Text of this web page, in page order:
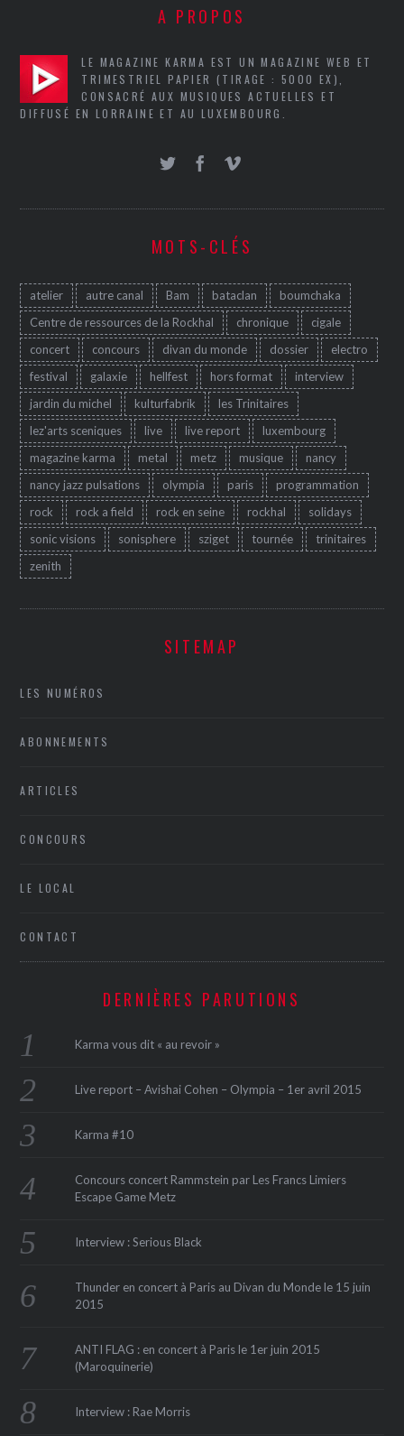
A PROPOS
LE MAGAZINE KARMA EST UN MAGAZINE WEB ET
TRIMESTRIEL PAPIER (TIRAGE : 5000 EX),
CONSACRÉ AUX MUSIQUES ACTUELLES ET
DIFFUSÉ EN LORRAINE ET AU LUXEMBOURG.
MOTS-CLÉS
atelier autre canal Bam bataclan
boumchaka
Centre de ressources de la Rockhal
chronique
cigale
concert
concours divan du monde dossier
electro
festival
galaxie hellfest hors format
interview
jardin du michel
kulturfabrik
les Trinitaires
lez'arts sceniques
live live report
luxembourg
magazine karma
metal metz musique
nancy
nancy jazz pulsations
olympia paris
programmation
rock
rock a field rock en seine rockhal
solidays
sonic visions
sonisphere sziget tournée
trinitaires
zenith
SITEMAP
LES NUMÉROS
ABONNEMENTS
ARTICLES
CONCOURS
LE LOCAL
CONTACT
DERNIÈRES PARUTIONS
Karma vous dit « au revoir »
Live report – Avishai Cohen – Olympia – 1er avril 2015
Karma #10
Concours concert Rammstein par Les Francs Limiers
Escape Game Metz
Interview : Serious Black
Thunder en concert à Paris au Divan du Monde le 15 juin
2015
ANTI FLAG : en concert à Paris le 1er juin 2015
(Maroquinerie‏)
Interview : Rae Morris